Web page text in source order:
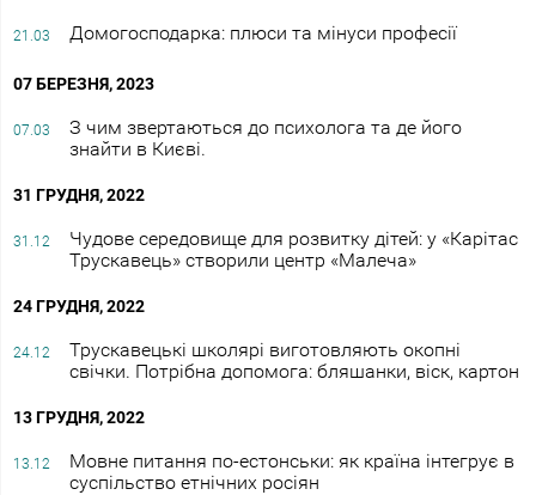
21.03 Домогосподарка: плюси та мінуси професії
07 БЕРЕЗНЯ, 2023
07.03
З чим звертаються до психолога та де його
знайти в Києві.
31 ГРУДНЯ, 2022
31.12
Чудове середовище для розвитку дітей: у «Карітас
Трускавець» створили центр «Малеча»
24 ГРУДНЯ, 2022
24.12
Трускавецькі школярі виготовляють окопні
свічки. Потрібна допомога: бляшанки, віск, картон
13 ГРУДНЯ, 2022
13.12
Мовне питання по-естонськи: як країна інтегрує в
суспільство етнічних росіян